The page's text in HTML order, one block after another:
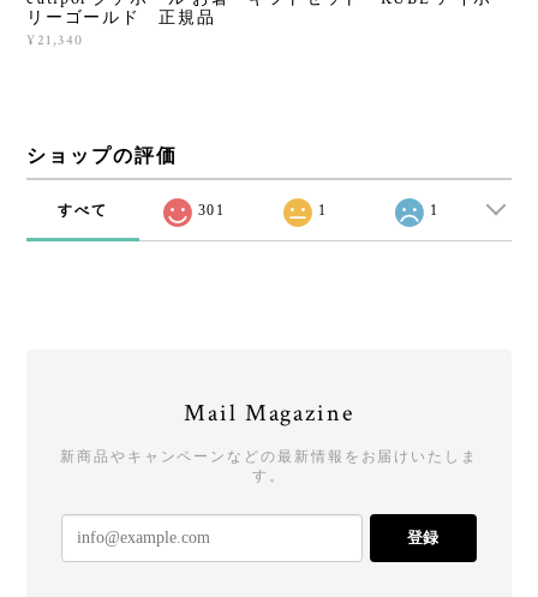
リーゴールド 正規品
¥21,340
ショップの評価
すべて 301 1 1
Mail Magazine
新商品やキャンペーンなどの最新情報をお届けいたしま
す。
登録